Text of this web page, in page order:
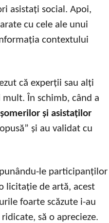
asistați social. Apoi,
cu cele ale unui
contextului
că experții sau alți
În schimb, când a
și asistaților
și au validat cu
le participanților
licitație de artă, acest
foarte scăzute i-au
să o aprecieze.